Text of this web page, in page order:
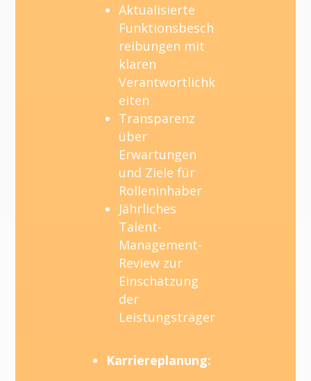
Aktualisierte
Funktionsbesch
reibungen mit
klaren
Verantwortlichk
eiten
Transparenz
über
Erwartungen
und Ziele für
Rolleninhaber
Jährliches
Talent-
Management-
Review zur
Einschätzung
der
Leistungsträger
Karriereplanung: